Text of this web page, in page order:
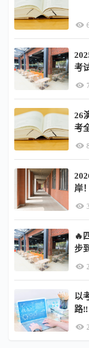
考
26
考
岸
🔥
步
以
路‼️